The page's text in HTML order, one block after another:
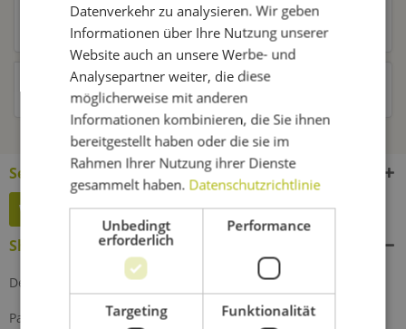
Kunden kauften auch
Kunden haben sich ebenfalls angesehen
Service Hotline
Widerruf erklären
Shop Service
Defektes Produkt
Partnerprogramm
Datenverkehr zu analysieren. Wir geben
Informationen über Ihre Nutzung unserer
Website auch an unsere Werbe- und
Analysepartner weiter, die diese
möglicherweise mit anderen
Informationen kombinieren, die Sie ihnen
bereitgestellt haben oder die sie im
Rahmen Ihrer Nutzung ihrer Dienste
gesammelt haben. Datenschutzrichtlinie
Unbedingt
erforderlich
Performance
Targeting Funktionalität